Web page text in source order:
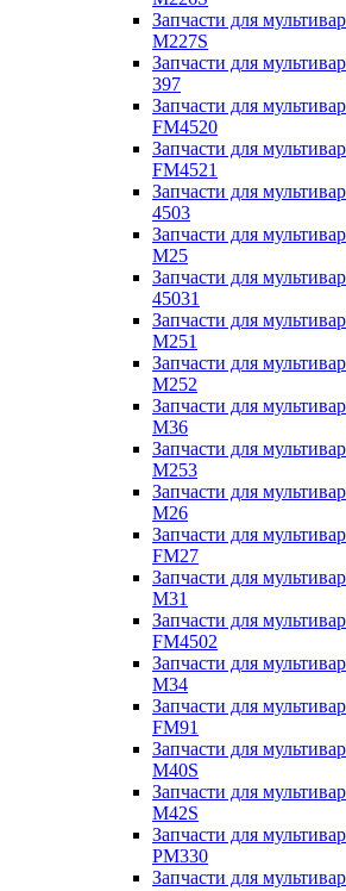
Запчасти для
M227S
Запчасти для
397
Запчасти для
FM4520
Запчасти для
FM4521
Запчасти для
4503
Запчасти для
M25
Запчасти для
45031
Запчасти для
M251
Запчасти для
M252
Запчасти для
M36
Запчасти для
M253
Запчасти для
M26
Запчасти для
FM27
Запчасти для
M31
Запчасти для
FM4502
Запчасти для
M34
Запчасти для
FM91
Запчасти для
M40S
Запчасти для
M42S
Запчасти для
PM330
Запчасти для